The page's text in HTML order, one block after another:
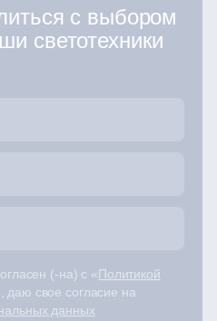
с выбором
светотехники
(-на) с «Политикой
даю свое согласие на
данных